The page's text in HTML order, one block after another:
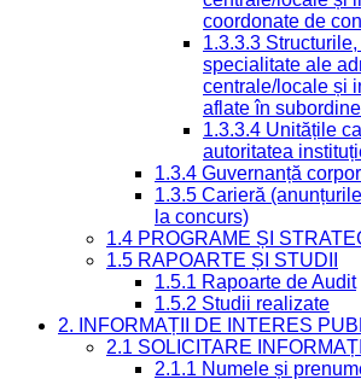
coordonate de
1.3.3.3
specialitate ale
centrale/locale și
aflate în
1.3.3.4 Unitățile
autoritatea
1.3.4 Guvernanță
1.3.5 Carieră
la concurs)
1.4 PROGRAME ȘI
1.5 RAPOARTE ȘI STUDII
1.5.1 Rapoarte de Audit
1.5.2 Studii realizate
2. INFORMAȚII DE INTERES
2.1 SOLICITARE INFORMAȚII
2.1.1 Numele și